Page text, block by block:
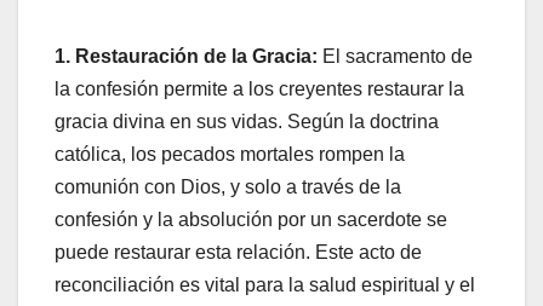
1. Restauración de la Gracia: El sacramento de
la confesión permite a los creyentes restaurar la
gracia divina en sus vidas. Según la doctrina
católica, los pecados mortales rompen la
comunión con Dios, y solo a través de la
confesión y la absolución por un sacerdote se
puede restaurar esta relación. Este acto de
reconciliación es vital para la salud espiritual y el